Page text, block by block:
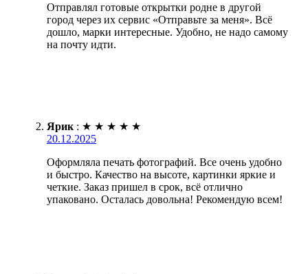
Отправлял готовые открытки родне в другой
город через их сервис «Отправьте за меня». Всё
дошло, марки интересные. Удобно, не надо самому
на почту идти.
Ярик : ★ ★ ★ ★ ★
20.12.2025
Оформляла печать фотографий. Все очень удобно
и быстро. Качество на высоте, картинки яркие и
четкие. Заказ пришел в срок, всё отлично
упаковано. Осталась довольна! Рекомендую всем!